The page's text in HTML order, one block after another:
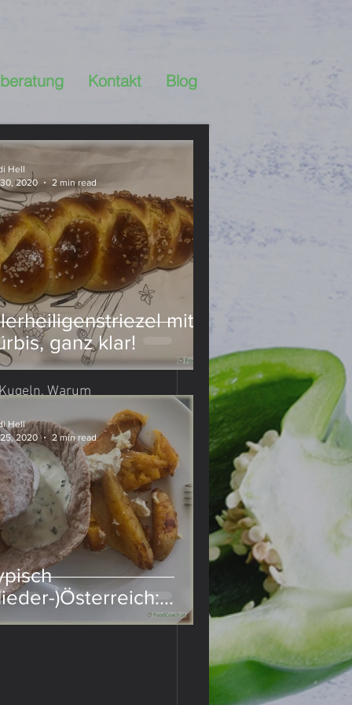
Kontakt Blog
Ernährungsberatung
DiY
Hülsenfrüchte
Warum
Aber ich
hat,
mit –
ganz klar!
Hell
2020
2 min read
)Österreich:
mit Sauerteig
Hell
2020
2 min read